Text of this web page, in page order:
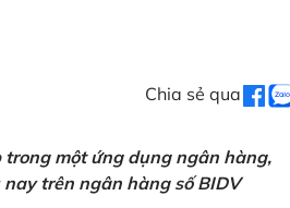
Chia sẻ qua
một ứng dụng ngân hàng,
trên ngân hàng số BIDV